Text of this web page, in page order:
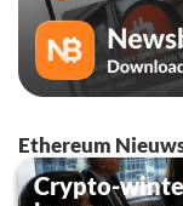
Ethereum
Crypto-